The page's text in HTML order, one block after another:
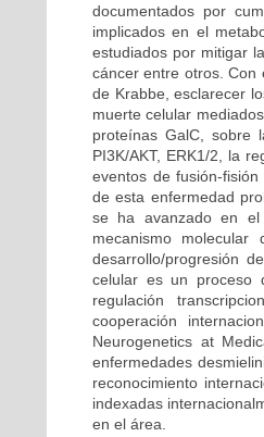
documentados por
implicados en el
estudiados por mitigar
cáncer entre otros. Con
de Krabbe, esclarecer
muerte celular
proteínas GalC, sobre
PI3K/AKT, ERK1/2, la
eventos de fusión-
de esta enfermedad
se ha avanzado en el
mecanismo
desarrollo/progresión
celular es un proceso
regulación
cooperación
Neurogenetics at
enfermedades
reconocimiento
indexadas
en el área.